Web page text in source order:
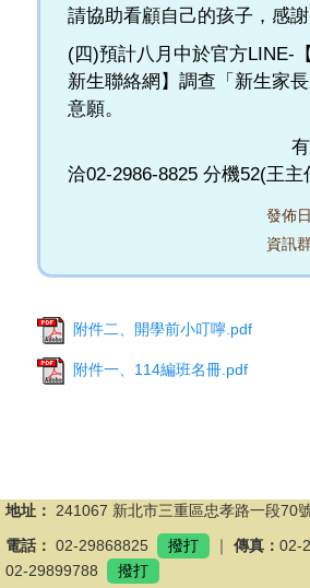
發佈
資訊
請協助看顧自己的孩子，感謝
(四)預計八月中於官方LINE-
新生聯絡網】調查「新生家
意願。
洽02-2986-8825 分機52(王主
附件二、開學前小叮嚀.pdf
附件一、114編班名冊.pdf
地址：
241067 新北市三重區忠孝路一段70
電話： 02-29868825 撥打 ｜傳真：02-
02-29899788
撥打